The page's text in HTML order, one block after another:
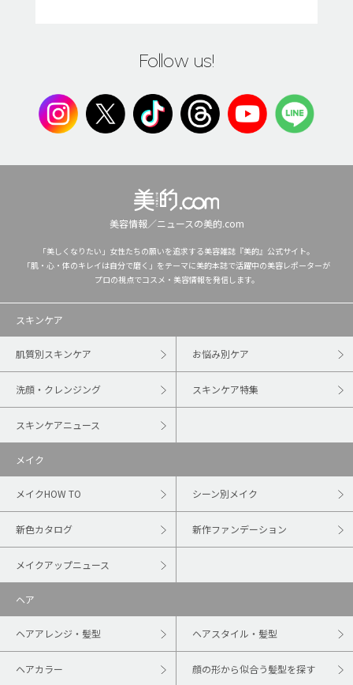
Follow us!
美容情報／ニュースの美的.com
「美しくなりたい」女性たちの願いを追求する美容雑誌『美的』公式サイト。
「肌・心・体のキレイは自分で磨く」をテーマに美的本誌で活躍中の美容レポーターが
プロの視点でコスメ・美容情報を発信します。
スキンケア
肌質別スキンケア お悩み別ケア
洗顔・クレンジング スキンケア特集
スキンケアニュース
メイク
メイクHOW TO シーン別メイク
新色カタログ 新作ファンデーション
メイクアップニュース
ヘア
ヘアアレンジ・髪型 ヘアスタイル・髪型
ヘアカラー 顔の形から似合う髪型を探す